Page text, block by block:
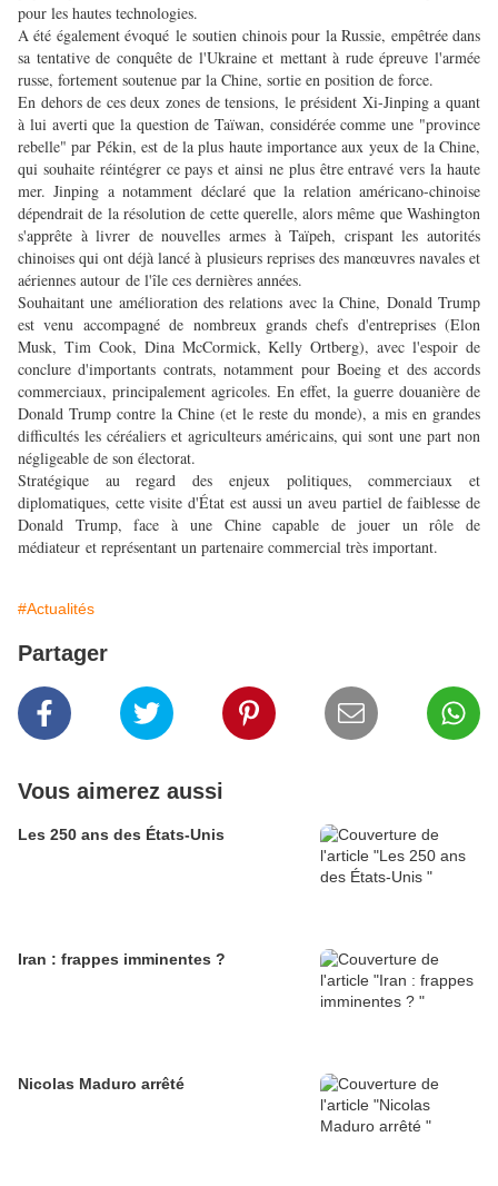
pour les hautes technologies.
A été également évoqué le soutien chinois pour la Russie, empêtrée dans
sa tentative de conquête de l'Ukraine et mettant à rude épreuve l'armée
russe, fortement soutenue par la Chine, sortie en position de force.
En dehors de ces deux zones de tensions, le président Xi-Jinping a quant
à lui averti que la question de Taïwan, considérée comme une "province
rebelle" par Pékin, est de la plus haute importance aux yeux de la Chine,
qui souhaite réintégrer ce pays et ainsi ne plus être entravé vers la haute
mer. Jinping a notamment déclaré que la relation américano-chinoise
dépendrait de la résolution de cette querelle, alors même que Washington
s'apprête à livrer de nouvelles armes à Taïpeh, crispant les autorités
chinoises qui ont déjà lancé à plusieurs reprises des manœuvres navales et
aériennes autour de l'île ces dernières années.
Souhaitant une amélioration des relations avec la Chine, Donald Trump
est venu accompagné de nombreux grands chefs d'entreprises (Elon
Musk, Tim Cook, Dina McCormick, Kelly Ortberg), avec l'espoir de
conclure d'importants contrats, notamment pour Boeing et des accords
commerciaux, principalement agricoles. En effet, la guerre douanière de
Donald Trump contre la Chine (et le reste du monde), a mis en grandes
difficultés les céréaliers et agriculteurs américains, qui sont une part non
négligeable de son électorat.
Stratégique au regard des enjeux politiques, commerciaux et
diplomatiques, cette visite d'État est aussi un aveu partiel de faiblesse de
Donald Trump, face à une Chine capable de jouer un rôle de
médiateur et représentant un partenaire commercial très important.
#Actualités
Partager
Vous aimerez aussi
Les 250 ans des États-Unis
Iran : frappes imminentes ?
Nicolas Maduro arrêté